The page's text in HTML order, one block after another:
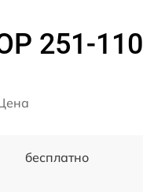
251-110
бесплатно